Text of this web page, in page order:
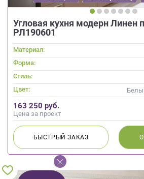
Угловая кухня модерн
РЛ190601
Материал:
Форма:
Стиль:
Цвет:
163 250 руб.
Цена за проект
БЫСТРЫЙЗАКАЗ